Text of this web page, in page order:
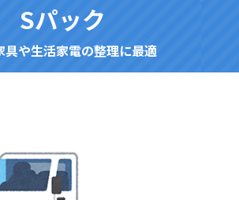
Sパック
具や生活家電の整理に最適